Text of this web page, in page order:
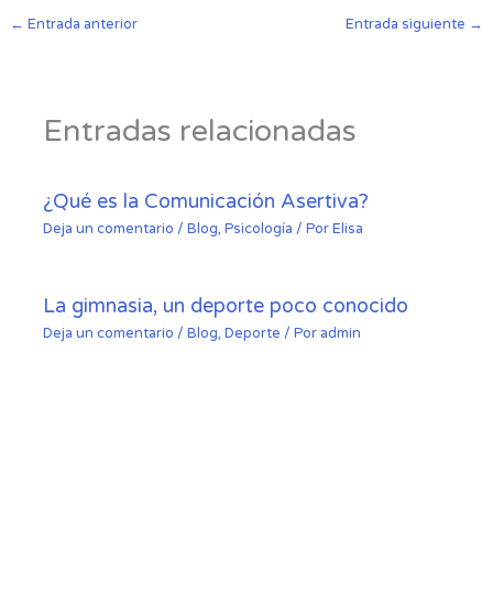
← Entrada anterior Entrada siguiente →
Entradas relacionadas
¿Qué es la Comunicación Asertiva?
Deja un comentario / Blog, Psicología / PorElisa
La gimnasia, un deporte poco conocido
Deja un comentario / Blog, Deporte / Por admin